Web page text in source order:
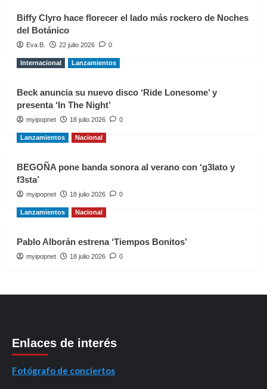
Biffy Clyro hace florecer el lado más rockero de Noches
del Botánico
Eva B. 22 julio 2026 0
Internacional Lanzamientos
Beck anuncia su nuevo disco ‘Ride Lonesome’ y
presenta ‘In The Night’
myipopnet 18 julio 2026 0
Lanzamientos Nacional
BEGOÑA pone banda sonora al verano con ‘g3lato y
f3sta’
myipopnet 18 julio 2026 0
Lanzamientos Nacional
Pablo Alborán estrena ‘Tiempos Bonitos’
myipopnet 18 julio 2026 0
Enlaces de interés
Fotógrafo de conciertos